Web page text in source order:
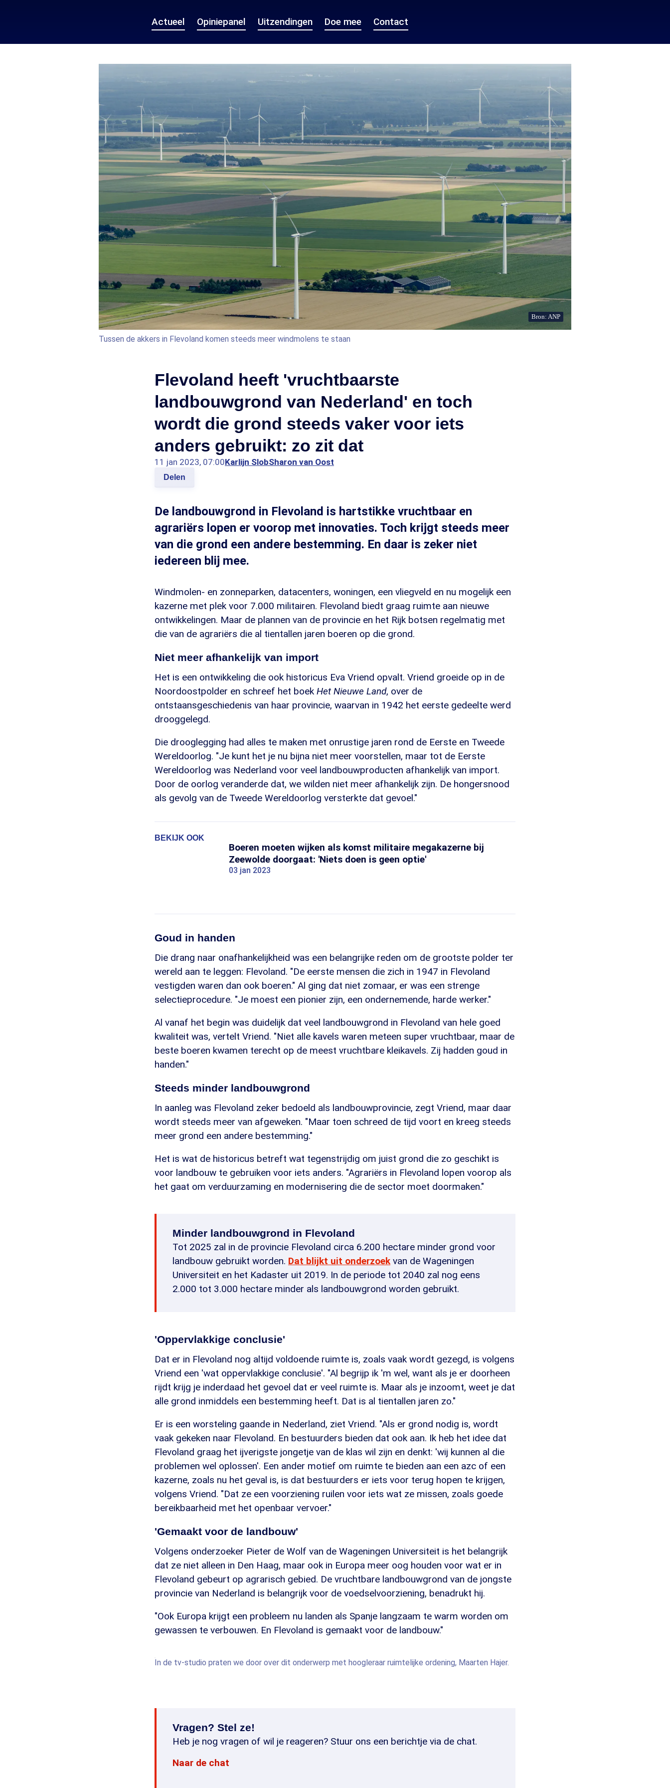
Actueel Opiniepanel Uitzendingen Doe mee Contact
Bron: ANP
Tussen de akkers in Flevoland komen steeds meer windmolens te staan
Flevoland heeft 'vruchtbaarste
landbouwgrond van Nederland' en toch
wordt die grond steeds vaker voor iets
anders gebruikt: zo zit dat
11 jan 2023, 07:00Karlijn SlobSharon van Oost
Delen
De landbouwgrond in Flevoland is hartstikke vruchtbaar en
agrariërs lopen er voorop met innovaties. Toch krijgt steeds meer
van die grond een andere bestemming. En daar is zeker niet
iedereen blij mee.
Windmolen- en zonneparken, datacenters, woningen, een vliegveld en nu mogelijk een
kazerne met plek voor 7.000 militairen. Flevoland biedt graag ruimte aan nieuwe
ontwikkelingen. Maar de plannen van de provincie en het Rijk botsen regelmatig met
die van de agrariërs die al tientallen jaren boeren op die grond.
Niet meer afhankelijk van import
Het is een ontwikkeling die ook historicus Eva Vriend opvalt. Vriend groeide op in de
Noordoostpolder en schreef het boek Het Nieuwe Land, over de
ontstaansgeschiedenis van haar provincie, waarvan in 1942 het eerste gedeelte werd
drooggelegd.
Die drooglegging had alles te maken met onrustige jaren rond de Eerste en Tweede
Wereldoorlog. "Je kunt het je nu bijna niet meer voorstellen, maar tot de Eerste
Wereldoorlog was Nederland voor veel landbouwproducten afhankelijk van import.
Door de oorlog veranderde dat, we wilden niet meer afhankelijk zijn. De hongersnood
als gevolg van de Tweede Wereldoorlog versterkte dat gevoel."
BEKIJK OOK
Boeren moeten wijken als komst militaire megakazerne bij
Zeewolde doorgaat: 'Niets doen is geen optie'
03 jan 2023
Goud in handen
Die drang naar onafhankelijkheid was een belangrijke reden om de grootste polder ter
wereld aan te leggen: Flevoland. "De eerste mensen die zich in 1947 in Flevoland
vestigden waren dan ook boeren." Al ging dat niet zomaar, er was een strenge
selectieprocedure. "Je moest een pionier zijn, een ondernemende, harde werker."
Al vanaf het begin was duidelijk dat veel landbouwgrond in Flevoland van hele goed
kwaliteit was, vertelt Vriend. "Niet alle kavels waren meteen super vruchtbaar, maar de
beste boeren kwamen terecht op de meest vruchtbare kleikavels. Zij hadden goud in
handen."
Steeds minder landbouwgrond
In aanleg was Flevoland zeker bedoeld als landbouwprovincie, zegt Vriend, maar daar
wordt steeds meer van afgeweken. "Maar toen schreed de tijd voort en kreeg steeds
meer grond een andere bestemming."
Het is wat de historicus betreft wat tegenstrijdig om juist grond die zo geschikt is
voor landbouw te gebruiken voor iets anders. "Agrariërs in Flevoland lopen voorop als
het gaat om verduurzaming en modernisering die de sector moet doormaken."
Minder landbouwgrond in Flevoland
Tot 2025 zal in de provincie Flevoland circa 6.200 hectare minder grond voor
landbouw gebruikt worden. Dat blijkt uit onderzoek van de Wageningen
Universiteit en het Kadaster uit 2019. In de periode tot 2040 zal nog eens
2.000 tot 3.000 hectare minder als landbouwgrond worden gebruikt.
'Oppervlakkige conclusie'
Dat er in Flevoland nog altijd voldoende ruimte is, zoals vaak wordt gezegd, is volgens
Vriend een 'wat oppervlakkige conclusie'. "Al begrijp ik 'm wel, want als je er doorheen
rijdt krijg je inderdaad het gevoel dat er veel ruimte is. Maar als je inzoomt, weet je dat
alle grond inmiddels een bestemming heeft. Dat is al tientallen jaren zo."
Er is een worsteling gaande in Nederland, ziet Vriend. "Als er grond nodig is, wordt
vaak gekeken naar Flevoland. En bestuurders bieden dat ook aan. Ik heb het idee dat
Flevoland graag het ijverigste jongetje van de klas wil zijn en denkt: 'wij kunnen al die
problemen wel oplossen'. Een ander motief om ruimte te bieden aan een azc of een
kazerne, zoals nu het geval is, is dat bestuurders er iets voor terug hopen te krijgen,
volgens Vriend. "Dat ze een voorziening ruilen voor iets wat ze missen, zoals goede
bereikbaarheid met het openbaar vervoer."
'Gemaakt voor de landbouw'
Volgens onderzoeker Pieter de Wolf van de Wageningen Universiteit is het belangrijk
dat ze niet alleen in Den Haag, maar ook in Europa meer oog houden voor wat er in
Flevoland gebeurt op agrarisch gebied. De vruchtbare landbouwgrond van de jongste
provincie van Nederland is belangrijk voor de voedselvoorziening, benadrukt hij.
"Ook Europa krijgt een probleem nu landen als Spanje langzaam te warm worden om
gewassen te verbouwen. En Flevoland is gemaakt voor de landbouw."
In de tv-studio praten we door over dit onderwerp met hoogleraar ruimtelijke ordening, Maarten Hajer.
Vragen? Stel ze!
Heb je nog vragen of wil je reageren? Stuur ons een berichtje via de chat.
Naar de chat